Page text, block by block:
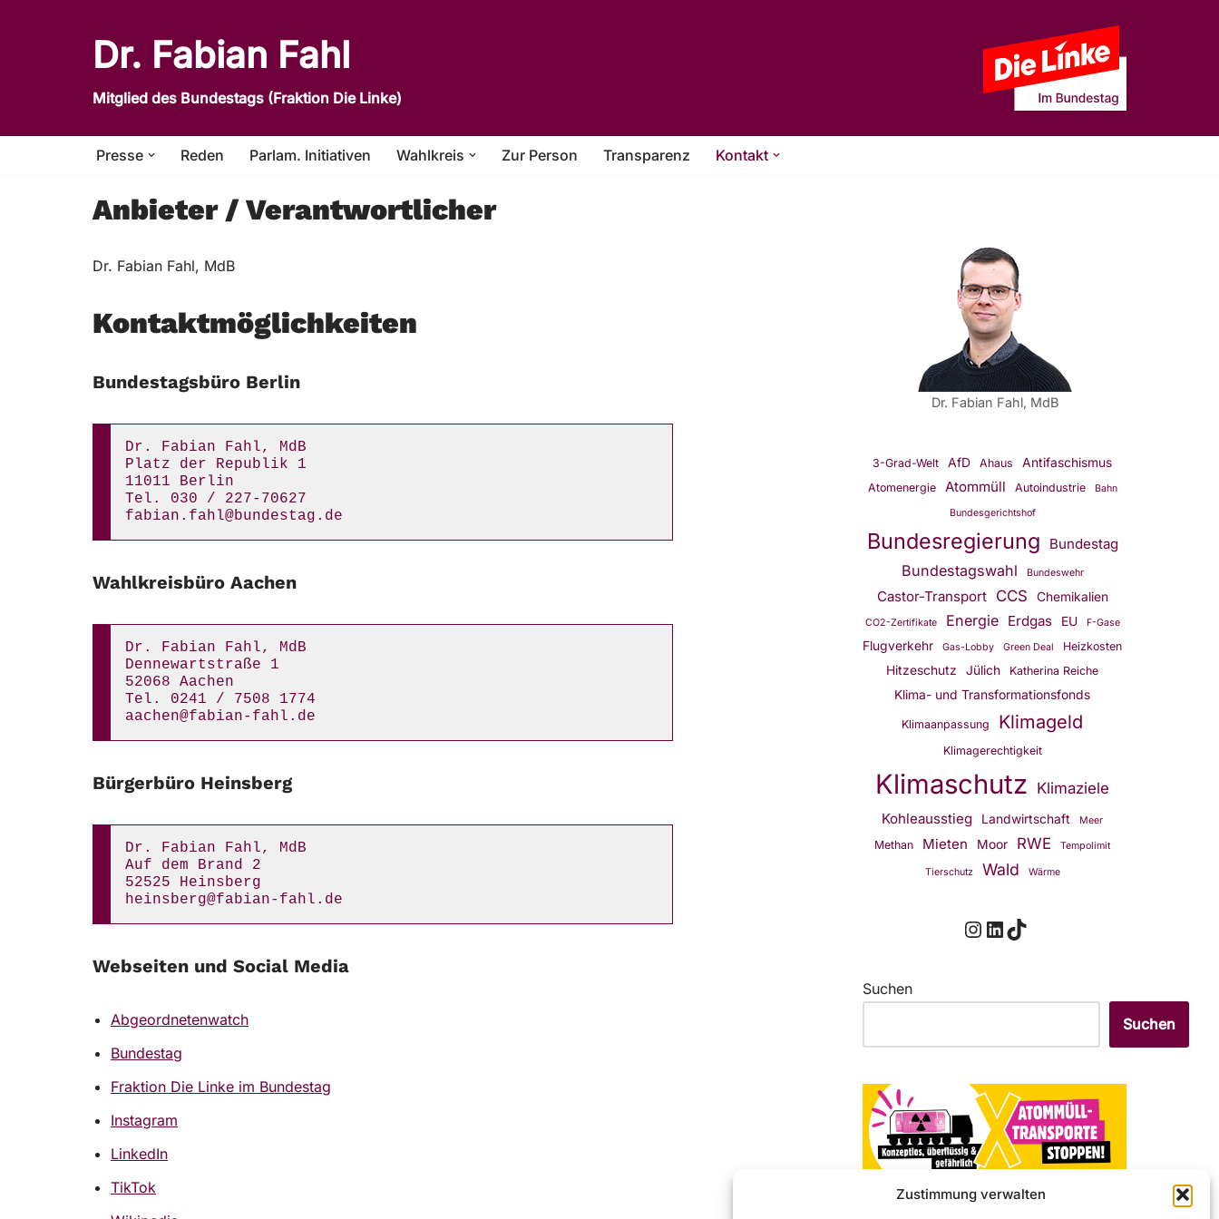
Zustimmung verwalten
Dr. Fabian Fahl
Mitglied des Bundestags (Fraktion Die Linke)
Presse Reden Parlam. Initiativen Wahlkreis Zur Person Transparenz Kontakt
Anbieter / Verantwortlicher
Dr. Fabian Fahl, MdB
Kontaktmöglichkeiten
Bundestagsbüro Berlin
Dr. Fabian Fahl, MdB
Platz der Republik 1
11011 Berlin
Tel. 030 / 227-70627
fabian.fahl@bundestag.de
Wahlkreisbüro Aachen
Dr. Fabian Fahl, MdB
Dennewartstraße 1
52068 Aachen
Tel. 0241 / 7508 1774
aachen@fabian-fahl.de
Bürgerbüro Heinsberg
Dr. Fabian Fahl, MdB
Auf dem Brand 2
52525 Heinsberg
heinsberg@fabian-fahl.de
Webseiten und Social Media
Abgeordnetenwatch
Bundestag
Fraktion Die Linke im Bundestag
Instagram
LinkedIn
TikTok
Dr. Fabian Fahl, MdB
3-Grad-Welt AfD Ahaus Antifaschismus
Atomenergie Atommüll Autoindustrie Bahn
Bundesgerichtshof
Bundesregierung Bundestag
Bundestagswahl Bundeswehr
Castor-Transport CCS Chemikalien
CO2-Zertifikate Energie Erdgas EU F-Gase
Flugverkehr Gas-Lobby Green Deal Heizkosten
Hitzeschutz Jülich Katherina Reiche
Klima- und Transformationsfonds
Klimaanpassung Klimageld
Klimagerechtigkeit
Klimaschutz Klimaziele
Kohleausstieg Landwirtschaft Meer
Methan Mieten Moor RWE Tempolimit
Tierschutz Wald Wärme
Suchen
Suchen